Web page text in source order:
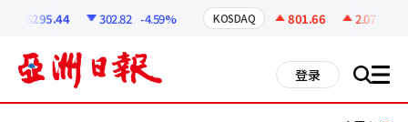
6295.44 302.82 -4.59% KOSDAQ 801.66 2.07
登录 搜 all